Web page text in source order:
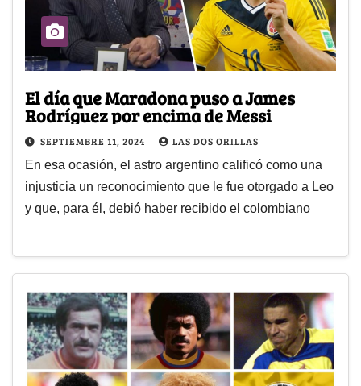
El día que Maradona puso a James
Rodríguez por encima de Messi
SEPTIEMBRE 11, 2024 LAS DOS ORILLAS
En esa ocasión, el astro argentino calificó como una
injusticia un reconocimiento que le fue otorgado a Leo
y que, para él, debió haber recibido el colombiano